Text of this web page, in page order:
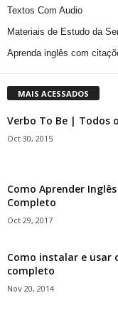
Textos Com Audio
Materiais de Estudo da
Aprenda inglês com
MAIS ACESSADOS
Verbo To Be | Todos
Oct 30, 2015
Como Aprender
Completo
Oct 29, 2017
Como instalar e usar
completo
Nov 20, 2014